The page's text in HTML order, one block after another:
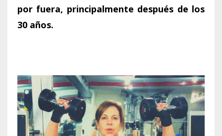
por fuera, principalmente después de los
30 años.